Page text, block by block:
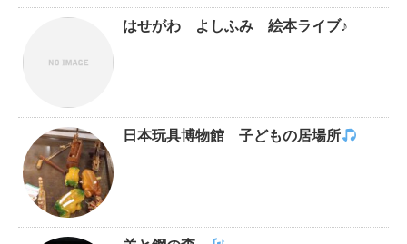
はせがわ よしふみ 絵本ライブ♪
日本玩具博物館 子どもの居場所